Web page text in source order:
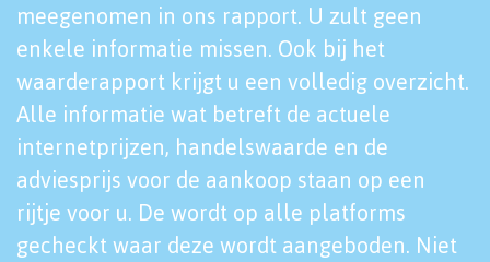
meegenomen in ons rapport. U zult geen
enkele informatie missen. Ook bij het
waarderapport krijgt u een volledig overzicht.
Alle informatie wat betreft de actuele
internetprijzen, handelswaarde en de
adviesprijs voor de aankoop staan op een
rijtje voor u. De wordt op alle platforms
gecheckt waar deze wordt aangeboden. Niet